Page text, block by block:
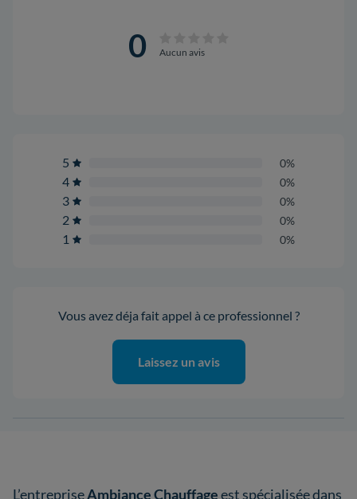
0 Aucun avis
5 0%
4 0%
3 0%
2 0%
1 0%
Vous avez déja fait appel à ce professionnel ?
Laissez un avis
L’entrepriseAmbiance Chauffageest spécialisée dans